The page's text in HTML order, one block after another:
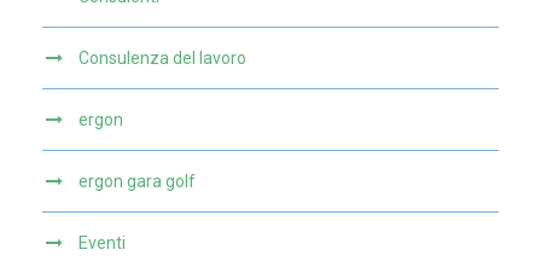
Consulenza del lavoro
ergon
ergon gara golf
Eventi